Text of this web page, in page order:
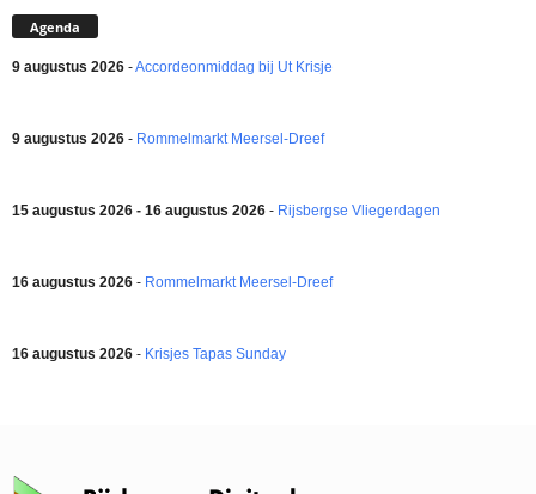
Agenda
9 augustus 2026 -Accordeonmiddag bij Ut Krisje
9 augustus 2026 - Rommelmarkt Meersel-Dreef
15 augustus 2026 - 16 augustus 2026 - Rijsbergse Vliegerdagen
16 augustus 2026 - Rommelmarkt Meersel-Dreef
16 augustus 2026 - Krisjes Tapas Sunday